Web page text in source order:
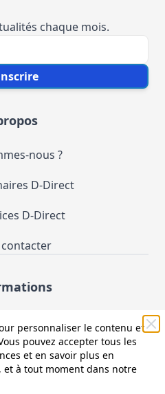
personnaliser le contenu et
pouvez accepter tous les
et en savoir plus en
à tout moment dans notre
chaque mois.
nous ?
D-Direct
D-Direct
de catalogue
et CGV
d'utilisation (CGU)